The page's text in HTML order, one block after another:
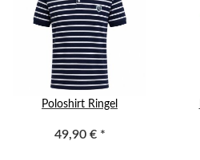
Poloshirt Ringel
49,90 € *